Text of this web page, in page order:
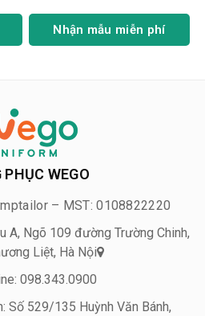
Nhận mẫu miễn phí
PHỤC WEGO
– MST: 0108822220
A, Ngõ 109 đường Trường Chinh,
Liệt, Hà Nội
098.343.0900
Số 529/135 Huỳnh Văn Bánh,